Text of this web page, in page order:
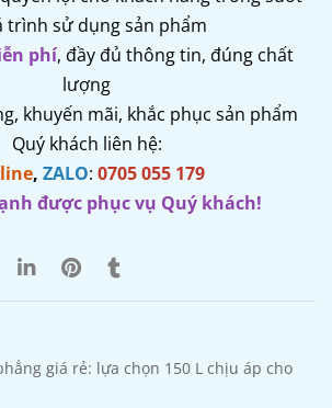
trình sử dụng sản phẩm
phí, đầy đủ thông tin, đúng chất
lượng
khuyến mãi, khắc phục sản phẩm
Quý khách liên hệ:
, ZALO: 0705 055 179
được phục vụ Quý khách!
giá rẻ: lựa chọn 150 L chịu áp cho